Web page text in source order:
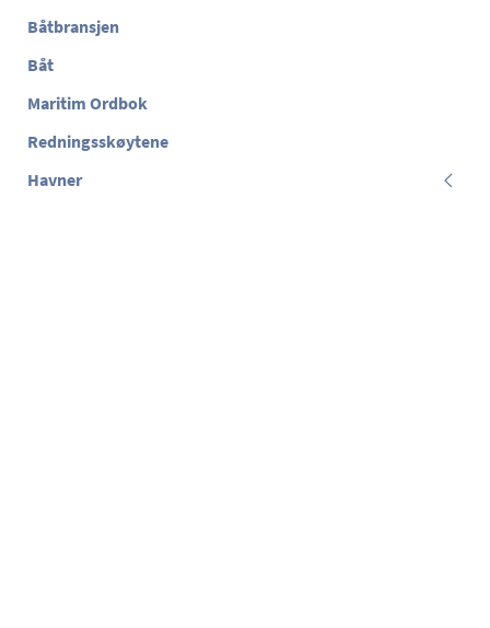
Båtbransjen
Båt
Maritim Ordbok
Redningsskøytene
Havner